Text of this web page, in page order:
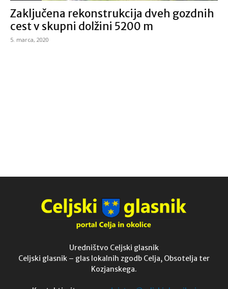
Zaključena rekonstrukcija dveh gozdnih
cest v skupni dolžini 5200 m
5. marca, 2020
Uredništvo Celjski glasnik
Celjski glasnik – glas lokalnih zgodb Celja, Obsotelja ter
Kozjanskega.